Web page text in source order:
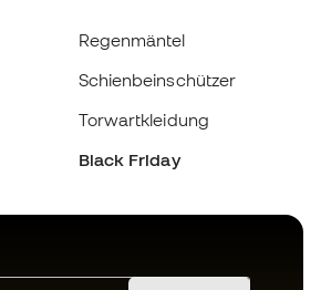
Regenmäntel
Schienbeinschützer
Torwartkleidung
Black Friday